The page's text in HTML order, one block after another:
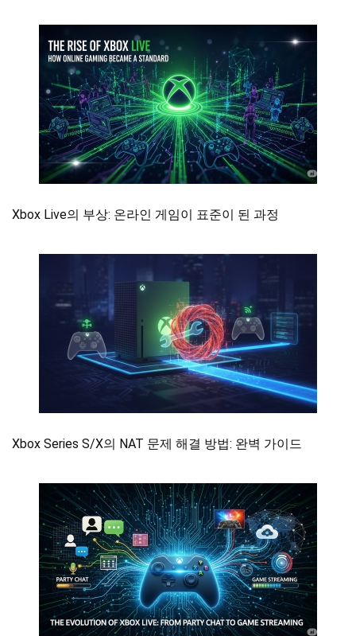
Xbox Live의 부상: 온라인 게임이 표준이 된 과정
Xbox Series S/X의 NAT 문제 해결 방법: 완벽 가이드